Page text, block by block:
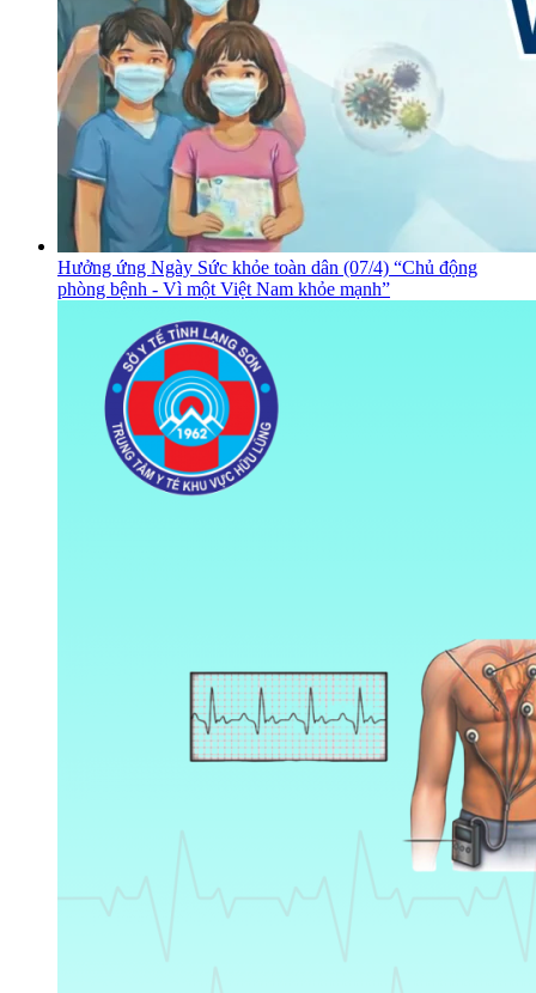
Hưởng ứng Ngày Sức khỏe toàn dân (07/4) “Chủ động
phòng bệnh - Vì một Việt Nam khỏe mạnh”